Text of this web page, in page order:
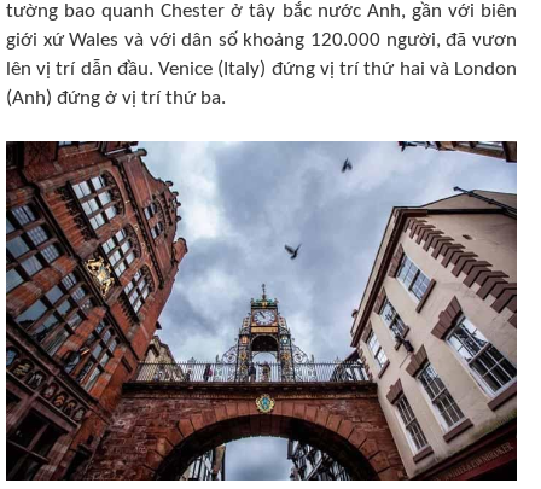
tường bao quanh Chester ở tây bắc nước Anh, gần với biên
giới xứ Wales và với dân số khoảng 120.000 người, đã vươn
lên vị trí dẫn đầu. Venice (Italy) đứng vị trí thứ hai và London
(Anh) đứng ở vị trí thứ ba.